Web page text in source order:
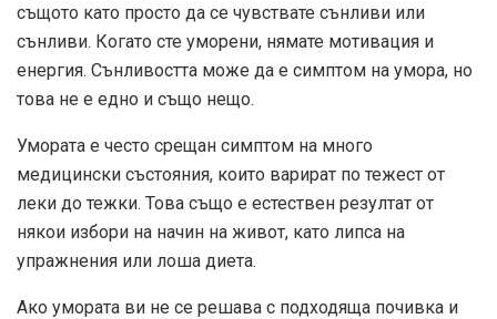
същото като просто да се чувствате сънливи или
сънливи. Когато сте уморени, нямате мотивация и
енергия. Сънливостта може да е симптом на умора, но
това не е едно и също нещо.
Умората е често срещан симптом на много
медицински състояния, които варират по тежест от
леки до тежки. Това също е естествен резултат от
някои избори на начин на живот, като липса на
упражнения или лоша диета.
Ако умората ви не се решава с подходяща почивка и